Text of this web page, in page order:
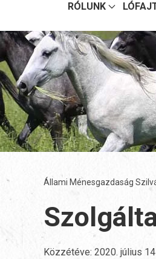
RÓLUNK
Állami Ménesgazdaság
Közzétéve: 2020. július 14